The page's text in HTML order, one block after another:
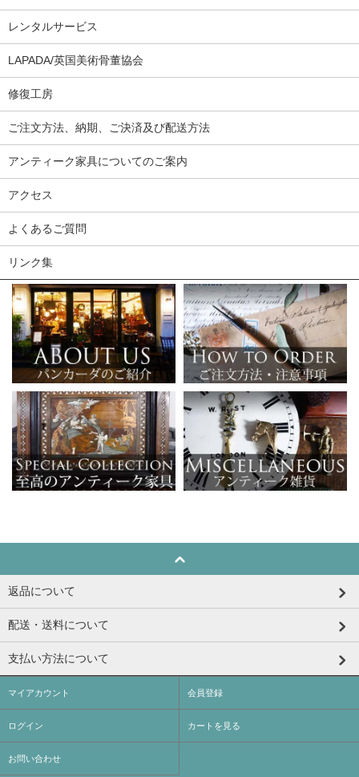
レンタルサービス
LAPADA/英国美術骨董協会
修復工房
ご注文方法、納期、ご決済及び配送方法
アンティーク家具についてのご案内
アクセス
よくあるご質問
リンク集
返品について
配送・送料について
支払い方法について
マイアカウント 会員登録
ログイン カートを見る
お問い合わせ